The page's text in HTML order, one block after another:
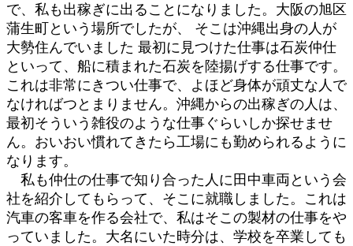
で、私も出稼ぎに出ることになりました。大阪の旭区
蒲生町という場所でしたが、 そこは沖縄出身の人が
大勢住んでいました 最初に見つけた仕事は石炭仲仕
といって、船に積まれた石炭を陸揚げする仕事です。
これは非常にきつい仕事で、よほど身体が頑丈な人で
なければつとまりません。沖縄からの出稼ぎの人は、
最初そういう雑役のような仕事ぐらいしか探せませ
ん。おいおい慣れてきたら工場にも勤められるように
なります。
私も仲仕の仕事で知り合った人に田中車両という会
社を紹介してもらって、そこに就職しました。これは
汽車の客車を作る会社で、私はそこの製材の仕事をや
っていました。大名にいた時分は、学校を卒業しても